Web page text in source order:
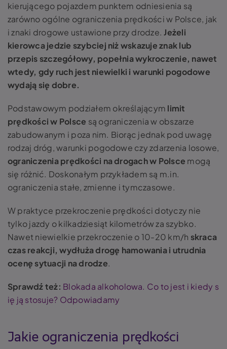
kierującego pojazdem punktem odniesienia są
zarówno ogólne ograniczenia prędkości w Polsce, jak
i znaki drogowe ustawione przy drodze. Jeżeli
kierowca jedzie szybciej niż wskazuje znak lub
przepis szczegółowy, popełnia wykroczenie, nawet
wtedy, gdy ruch jest niewielki i warunki pogodowe
wydają się dobre.
Podstawowym podziałem określającym limit
prędkości w Polsce są ograniczenia w obszarze
zabudowanym i poza nim. Biorąc jednak pod uwagę
rodzaj dróg, warunki pogodowe czy zdarzenia losowe,
ograniczenia prędkości na drogach w Polsce mogą
się różnić. Doskonałym przykładem są m.in.
ograniczenia stałe, zmienne i tymczasowe.
W praktyce przekroczenie prędkości dotyczy nie
tylko jazdy o kilkadziesiąt kilometrów za szybko.
Nawet niewielkie przekroczenie o 10-20 km/h skraca
czas reakcji, wydłuża drogę hamowania i utrudnia
ocenę sytuacji na drodze.
Sprawdź też: Blokada alkoholowa. Co to jest i kiedy s
ię ją stosuje? Odpowiadamy
Jakie ograniczenia prędkości